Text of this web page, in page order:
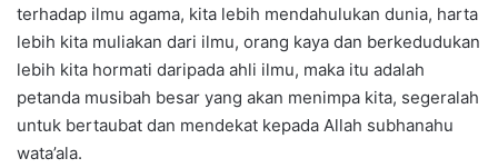
terhadap ilmu agama, kita lebih mendahulukan dunia, harta
lebih kita muliakan dari ilmu, orang kaya dan berkedudukan
lebih kita hormati daripada ahli ilmu, maka itu adalah
petanda musibah besar yang akan menimpa kita, segeralah
untuk bertaubat dan mendekat kepada Allah subhanahu
wata’ala.